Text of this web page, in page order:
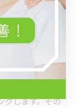
です。これによ
していきま
ロセス
活や仕事環
グします。その